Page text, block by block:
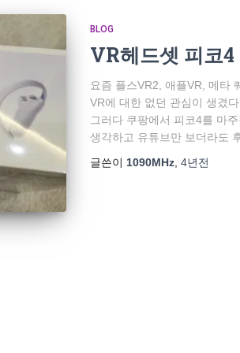
BLOG
VR헤드셋 피코
요즘 플스VR2, 애플VR, 메타
VR에 대한 없던 관심이 생겼다.
그러다 쿠팡에서 피코4를 마
생각하고 유튜브만 보더라도
글쓴이 1090MHz, 4년전